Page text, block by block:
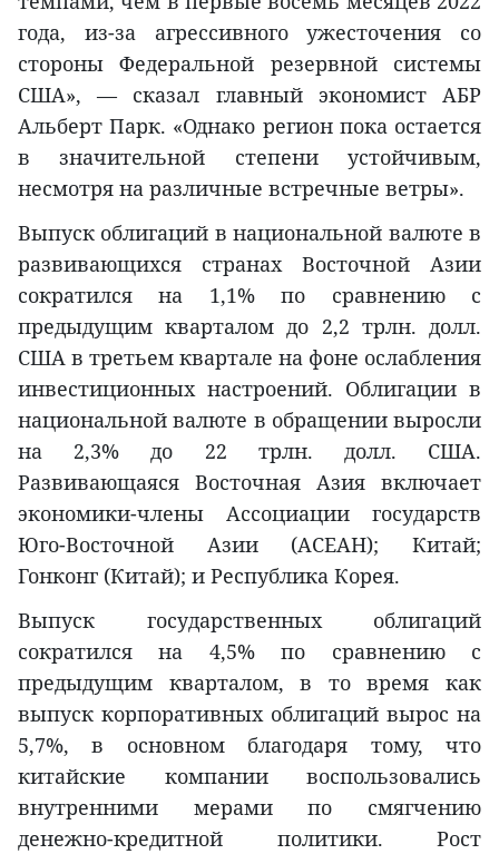
года, из-за агрессивного ужесточения со
стороны Федеральной резервной системы
США», — сказал главный экономист АБР
Альберт Парк. «Однако регион пока остается
в значительной степени устойчивым,
несмотря на различные встречные ветры».
Выпуск облигаций в национальной валюте в
развивающихся странах Восточной Азии
сократился на 1,1% по сравнению с
предыдущим кварталом до 2,2 трлн. долл.
США в третьем квартале на фоне ослабления
инвестиционных настроений. Облигации в
национальной валюте в обращении выросли
на 2,3% до 22 трлн. долл. США.
Развивающаяся Восточная Азия включает
экономики-члены Ассоциации государств
Юго-Восточной Азии (АСЕАН); Китай;
Гонконг (Китай); и Республика Корея.
Выпуск государственных облигаций
сократился на 4,5% по сравнению с
предыдущим кварталом, в то время как
выпуск корпоративных облигаций вырос на
5,7%, в основном благодаря тому, что
китайские компании воспользовались
внутренними мерами по смягчению
денежно-кредитной политики. Рост